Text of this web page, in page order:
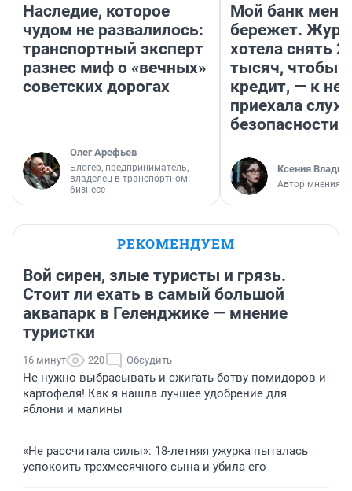
Наследие, которое
чудом не развалилось:
транспортный эксперт
разнес миф о «вечных»
советских дорогах
Олег Арефьев
Блогер, предприниматель,
владелец в транспортном
бизнесе
Мой банк меня
бережет.
хотела снять
тысяч, чтобы
кредит, — к
приехала
безопасности
Ксения
Автор мнения
РЕКОМЕНДУЕМ
Вой сирен, злые туристы и грязь.
Стоит ли ехать в самый большой
аквапарк в Геленджике — мнение
туристки
16 минут 220 Обсудить
Не нужно выбрасывать и сжигать ботву помидоров и
картофеля! Как я нашла лучшее удобрение для
яблони и малины
«Не рассчитала силы»: 18-летняя ужурка пыталась
успокоить трехмесячного сына и убила его